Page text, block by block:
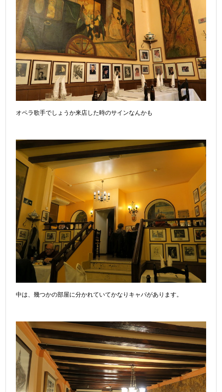
オペラ歌手でしょうか来店した時のサインなんかも
中は、幾つかの部屋に分かれていてかなりキャパがあります。